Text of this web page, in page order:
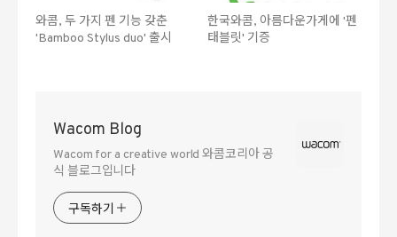
와콤, 두 가지 펜 기능 갖춘
'Bamboo Stylus duo' 출시
한국와콤, 아름다운가게에 '펜
태블릿' 기증
Wacom Blog
Wacom for a creative world 와콤코리아 공
식 블로그입니다
구독하기